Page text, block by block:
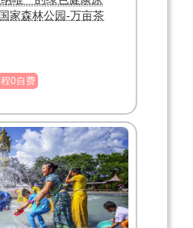
家森林公园-万亩茶
光夜市-原始森林公园
0自费